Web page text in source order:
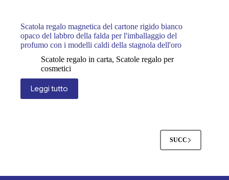
Scatola regalo magnetica del cartone rigido bianco
opaco del labbro della falda per l'imballaggio del
profumo con i modelli caldi della stagnola dell'oro
Scatole regalo in carta, Scatole regalo per
cosmetici
Leggi tutto
SUCC